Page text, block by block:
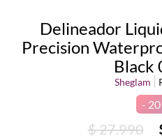
Delineador
Precision
Black
Sheglam
20
$27.990